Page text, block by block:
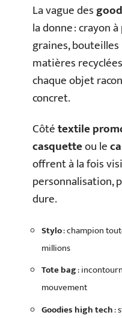
La vague des
la donne : crayon
graines,
matières
chaque objet
concret.
Côtétextile
casquetteou le
offrent à la fois
personnalisation,
dure.
Stylo: champion
millions
Tote bag:
mouvement
Goodies high tech: